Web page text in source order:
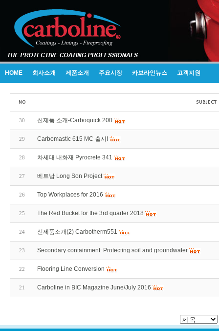
HOME 회사소개 제품소개 주요시장 카보라인뉴스 고객지원
30 신제품 소개-Carboquick 200
29 Carbomastic 615 MC 출시!
28 차세대 내화재 Pyrocrete 341
27 베트남 Long Son Project
26 Top Workplaces for 2016
25 The Red Bucket for the 3rd quarter 2018
24 신제품소개(2) Carbotherm551
23 Secondary containment: Protecting soil and groundwater
22 Flooring Line Conversion
21 Carboline in BIC Magazine June/July 2016